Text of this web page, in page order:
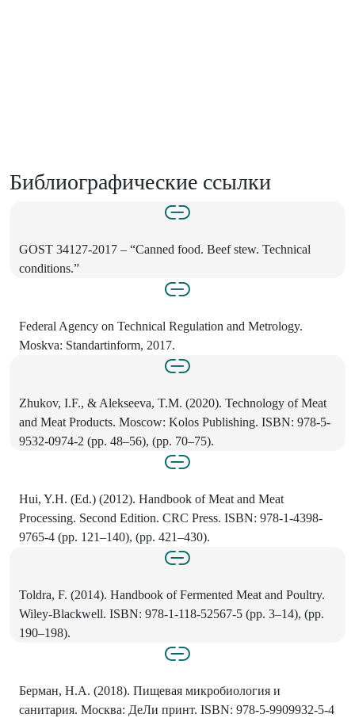
Библиографические ссылки
GOST 34127-2017 – “Canned food. Beef stew. Technical
conditions.”
Federal Agency on Technical Regulation and Metrology.
Moskva: Standartinform, 2017.
Zhukov, I.F., & Alekseeva, T.M. (2020). Technology of Meat
and Meat Products. Moscow: Kolos Publishing. ISBN: 978-5-
9532-0974-2 (pp. 48–56), (pp. 70–75).
Hui, Y.H. (Ed.) (2012). Handbook of Meat and Meat
Processing. Second Edition. CRC Press. ISBN: 978-1-4398-
9765-4 (pp. 121–140), (pp. 421–430).
Toldra, F. (2014). Handbook of Fermented Meat and Poultry.
Wiley-Blackwell. ISBN: 978-1-118-52567-5 (pp. 3–14), (pp.
190–198).
Берман, Н.А. (2018). Пищевая микробиология и
санитария. Москва: ДеЛи принт. ISBN: 978-5-9909932-5-4